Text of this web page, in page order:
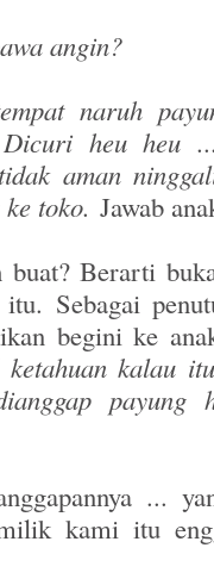
angin?
naruh
Dicuri heu heu
aman
toko. Jawab
buat? Berarti
Sebagai
begini ke
kalau
payung
...
kami itu